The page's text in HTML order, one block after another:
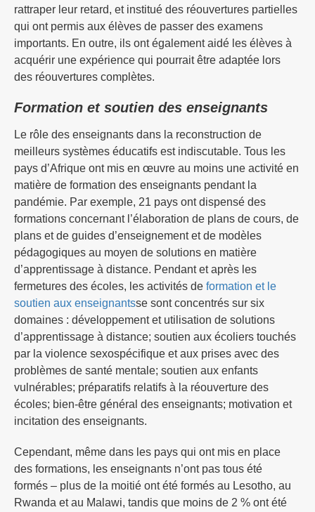
rattraper leur retard, et institué des réouvertures partielles
qui ont permis aux élèves de passer des examens
importants. En outre, ils ont également aidé les élèves à
acquérir une expérience qui pourrait être adaptée lors
des réouvertures complètes.
Formation et soutien des enseignants
Le rôle des enseignants dans la reconstruction de
meilleurs systèmes éducatifs est indiscutable. Tous les
pays d’Afrique ont mis en œuvre au moins une activité en
matière de formation des enseignants pendant la
pandémie. Par exemple, 21 pays ont dispensé des
formations concernant l’élaboration de plans de cours, de
plans et de guides d’enseignement et de modèles
pédagogiques au moyen de solutions en matière
d’apprentissage à distance. Pendant et après les
fermetures des écoles, les activités de formation et le
soutien aux enseignantsse sont concentrés sur six
domaines : développement et utilisation de solutions
d’apprentissage à distance; soutien aux écoliers touchés
par la violence sexospécifique et aux prises avec des
problèmes de santé mentale; soutien aux enfants
vulnérables; préparatifs relatifs à la réouverture des
écoles; bien-être général des enseignants; motivation et
incitation des enseignants.
Cependant, même dans les pays qui ont mis en place
des formations, les enseignants n’ont pas tous été
formés – plus de la moitié ont été formés au Lesotho, au
Rwanda et au Malawi, tandis que moins de 2 % ont été